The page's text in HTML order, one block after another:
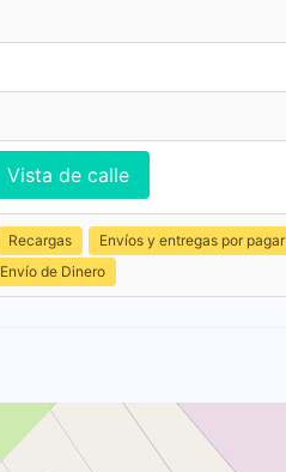
Vista de calle
Recargas Envíos y entregas por pagar
Envío de Dinero